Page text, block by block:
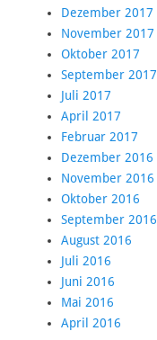
Dezember 2017
November 2017
Oktober 2017
September 2017
Juli 2017
April 2017
Februar 2017
Dezember 2016
November 2016
Oktober 2016
September 2016
August 2016
Juli 2016
Juni 2016
Mai 2016
April 2016